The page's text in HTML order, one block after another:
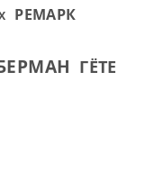
РЕМАРК
ГЁТЕ